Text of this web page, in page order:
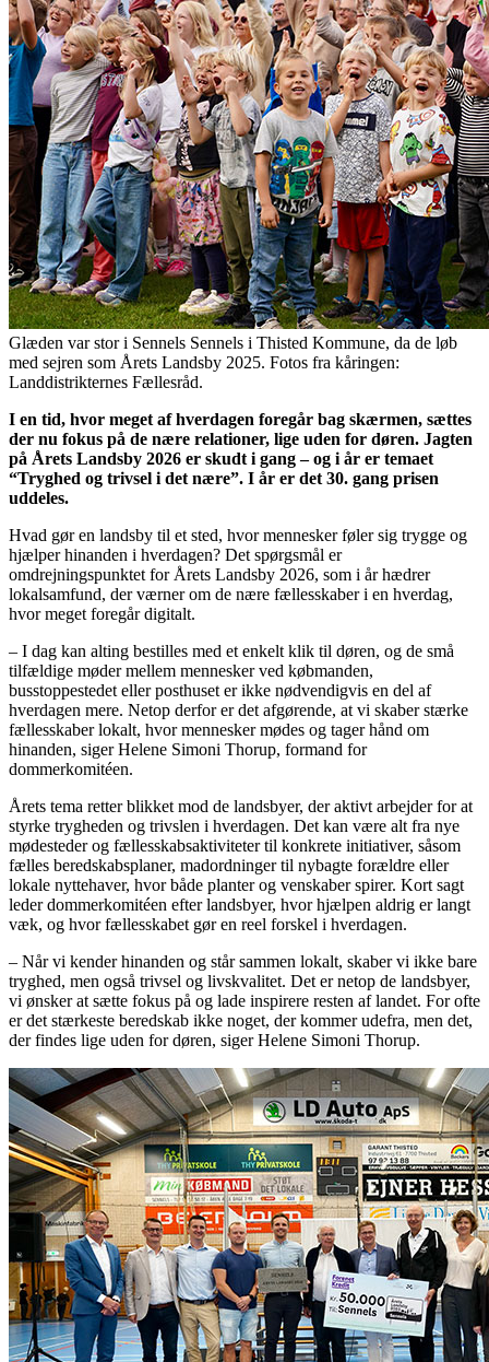
Glæden var stor i Sennels Sennels i Thisted Kommune, da de løb
med sejren som Årets Landsby 2025. Fotos fra kåringen:
Landdistrikternes Fællesråd.
I en tid, hvor meget af hverdagen foregår bag skærmen, sættes
der nu fokus på de nære relationer, lige uden for døren. Jagten
på Årets Landsby 2026 er skudt i gang – og i år er temaet
“Tryghed og trivsel i det nære”. I år er det 30. gang prisen
uddeles.
Hvad gør en landsby til et sted, hvor mennesker føler sig trygge og
hjælper hinanden i hverdagen? Det spørgsmål er
omdrejningspunktet for Årets Landsby 2026, som i år hædrer
lokalsamfund, der værner om de nære fællesskaber i en hverdag,
hvor meget foregår digitalt.
– I dag kan alting bestilles med et enkelt klik til døren, og de små
tilfældige møder mellem mennesker ved købmanden,
busstoppestedet eller posthuset er ikke nødvendigvis en del af
hverdagen mere. Netop derfor er det afgørende, at vi skaber stærke
fællesskaber lokalt, hvor mennesker mødes og tager hånd om
hinanden, siger Helene Simoni Thorup, formand for
dommerkomitéen.
Årets tema retter blikket mod de landsbyer, der aktivt arbejder for at
styrke trygheden og trivslen i hverdagen. Det kan være alt fra nye
mødesteder og fællesskabsaktiviteter til konkrete initiativer, såsom
fælles beredskabsplaner, madordninger til nybagte forældre eller
lokale nyttehaver, hvor både planter og venskaber spirer. Kort sagt
leder dommerkomitéen efter landsbyer, hvor hjælpen aldrig er langt
væk, og hvor fællesskabet gør en reel forskel i hverdagen.
– Når vi kender hinanden og står sammen lokalt, skaber vi ikke bare
tryghed, men også trivsel og livskvalitet. Det er netop de landsbyer,
vi ønsker at sætte fokus på og lade inspirere resten af landet. For ofte
er det stærkeste beredskab ikke noget, der kommer udefra, men det,
der findes lige uden for døren, siger Helene Simoni Thorup.